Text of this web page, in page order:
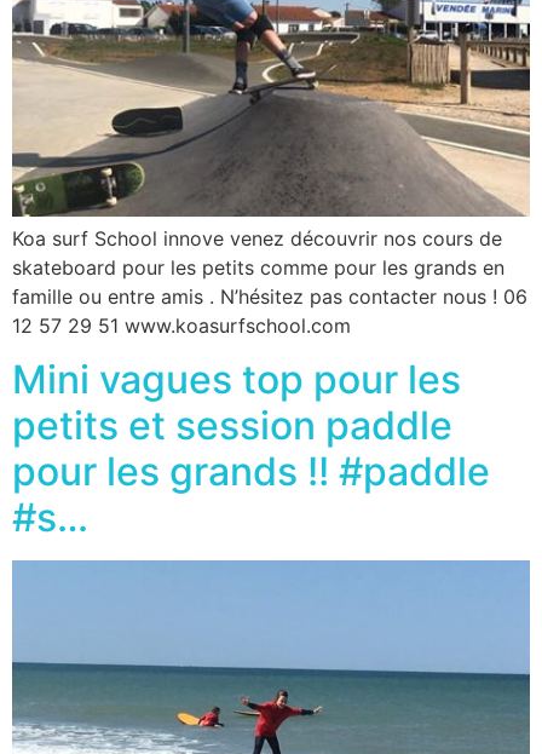
Koa surf School innove venez découvrir nos cours de
skateboard pour les petits comme pour les grands en
famille ou entre amis . N’hésitez pas contacter nous ! 06
12 57 29 51 www.koasurfschool.com
Mini vagues top pour les
petits et session paddle
pour les grands !! #paddle
#s…